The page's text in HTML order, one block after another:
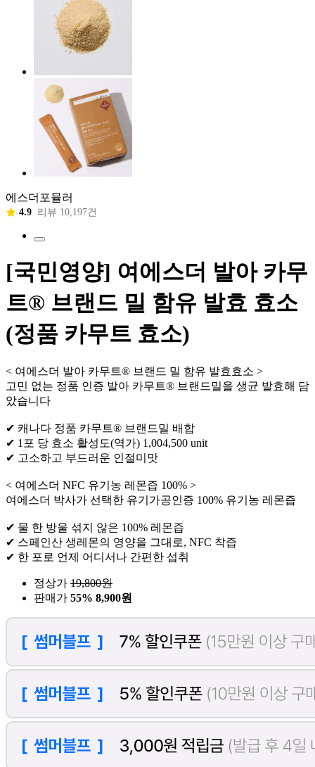
에스더포뮬러
4.9 리뷰 10,197건
[국민영양] 여에스더 발아 카무
트® 브랜드 밀 함유 발효 효소
(정품 카무트 효소)
< 여에스더 발아 카무트® 브랜드 밀 함유 발효효소 >
고민 없는 정품 인증 발아 카무트® 브랜드밀을 생균 발효해 담
았습니다
✔ 캐나다 정품 카무트® 브랜드밀 배합
✔ 1포 당 효소 활성도(역가) 1,004,500 unit
✔ 고소하고 부드러운 인절미맛
< 여에스더 NFC 유기농 레몬즙 100% >
여에스더 박사가 선택한 유기가공인증 100% 유기농 레몬즙
✔ 물 한 방울 섞지 않은 100% 레몬즙
✔ 스페인산 생레몬의 영양을 그대로, NFC 착즙
✔ 한 포로 언제 어디서나 간편한 섭취
정상가 19,800원
판매가 55% 8,900원